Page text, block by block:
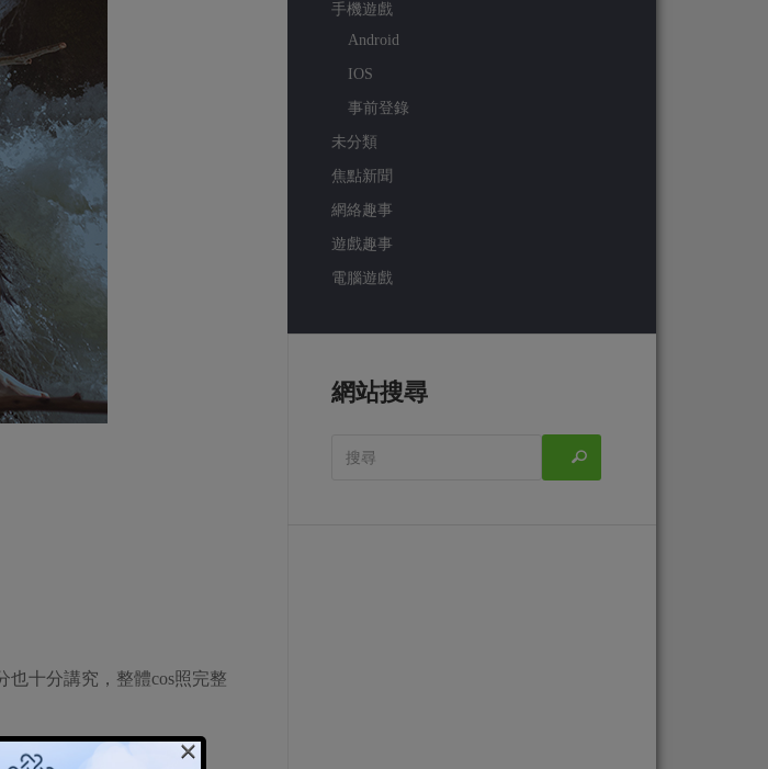
十分講究，整體cos照完整
手機遊戲
Android
IOS
事前登錄
未分類
焦點新聞
網絡趣事
遊戲趣事
電腦遊戲
網站搜尋
×